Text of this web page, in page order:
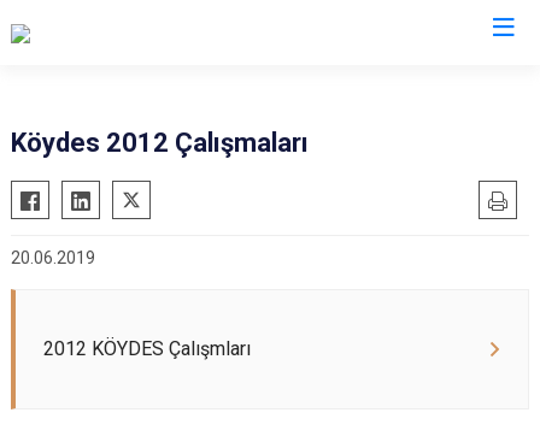
Köydes 2012 Çalışmaları
20.06.2019
2012 KÖYDES Çalışmları